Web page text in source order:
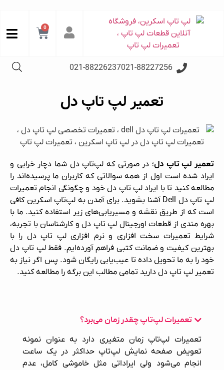
0
021-88227256
021-88226237
تعمیر لپ‌ تاپ دل
تعمیر لپ‌ تاپ دل؛ در صورتی که لپ‌تاپ دل شما دچار خرابی و
ایراد شده است اول از همه سوالاتی که کاربران ما پرسیده‌اند را
مطالعه کنید تا با ایراد لپ‌ تاپ دل خود و چگونگی انجام تعمیرات
لپ‌ تاپ دل Dell آشنا بشوید. برای آمدن به
لپ‌تاپ اسکرین کافی
است که از طریق نقشه و مسیریابی‌های زیر استفاده کنید. ما با
بهره مندی از قطعات اورجینال لپ‌ تاپ دل و کارشناسان با تجربه،
شرایط تعمیرات سخت افزاری و نرم افزاری لپ‌ تاپ دل را با
بهترین کیفیت و ضمانت کتبی فراهم آورده‌ایم. فقط لپ‌ تاپ دل
خود را به ما تحویل داده تا عیب‌یابی رایگان شود. پس اگر نیاز به
تعمیر لپ‌ تاپ دل دارید تمامی مطالب این برگه را مطالعه کنید.
تعمیرات لپ‌تاپ چقدر زمان می‌برد؟
تعمیرات لپ‌تاپزمان متغیری دارد به عنوان نمونه
تعویض صفحه نمایش لپ‌تاپ حداکثر در یک ساعت
انجام می‌شود ولی ایراداتی مثل خاموشی کامل، عدم